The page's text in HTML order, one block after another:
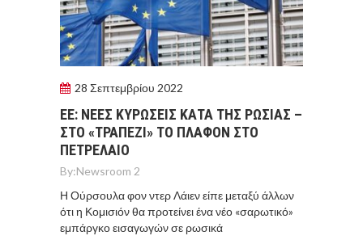
28 Σεπτεμβρίου 2022
ΕΕ: ΝΕΕΣ ΚΥΡΩΣΕΙΣ ΚΑΤΑ ΤΗΣ ΡΩΣΙΑΣ –
ΣΤΟ «ΤΡΑΠΕΖΙ» ΤΟ ΠΛΑΦΟΝ ΣΤΟ
ΠΕΤΡΕΛΑΙΟ
By:Newsroom 2
Η Ούρσουλα φον ντερ Λάιεν είπε μεταξύ άλλων
ότι η Κομισιόν θα προτείνει ένα νέο «σαρωτικό»
εμπάργκο εισαγωγών σε ρωσικά